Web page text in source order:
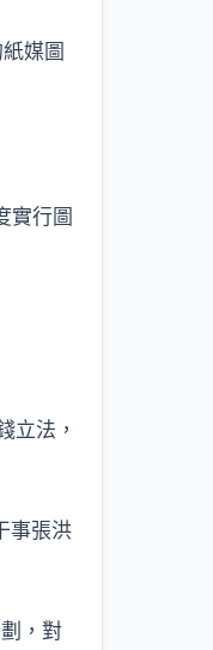
媒圖
實行圖
立法，
事張洪
，對